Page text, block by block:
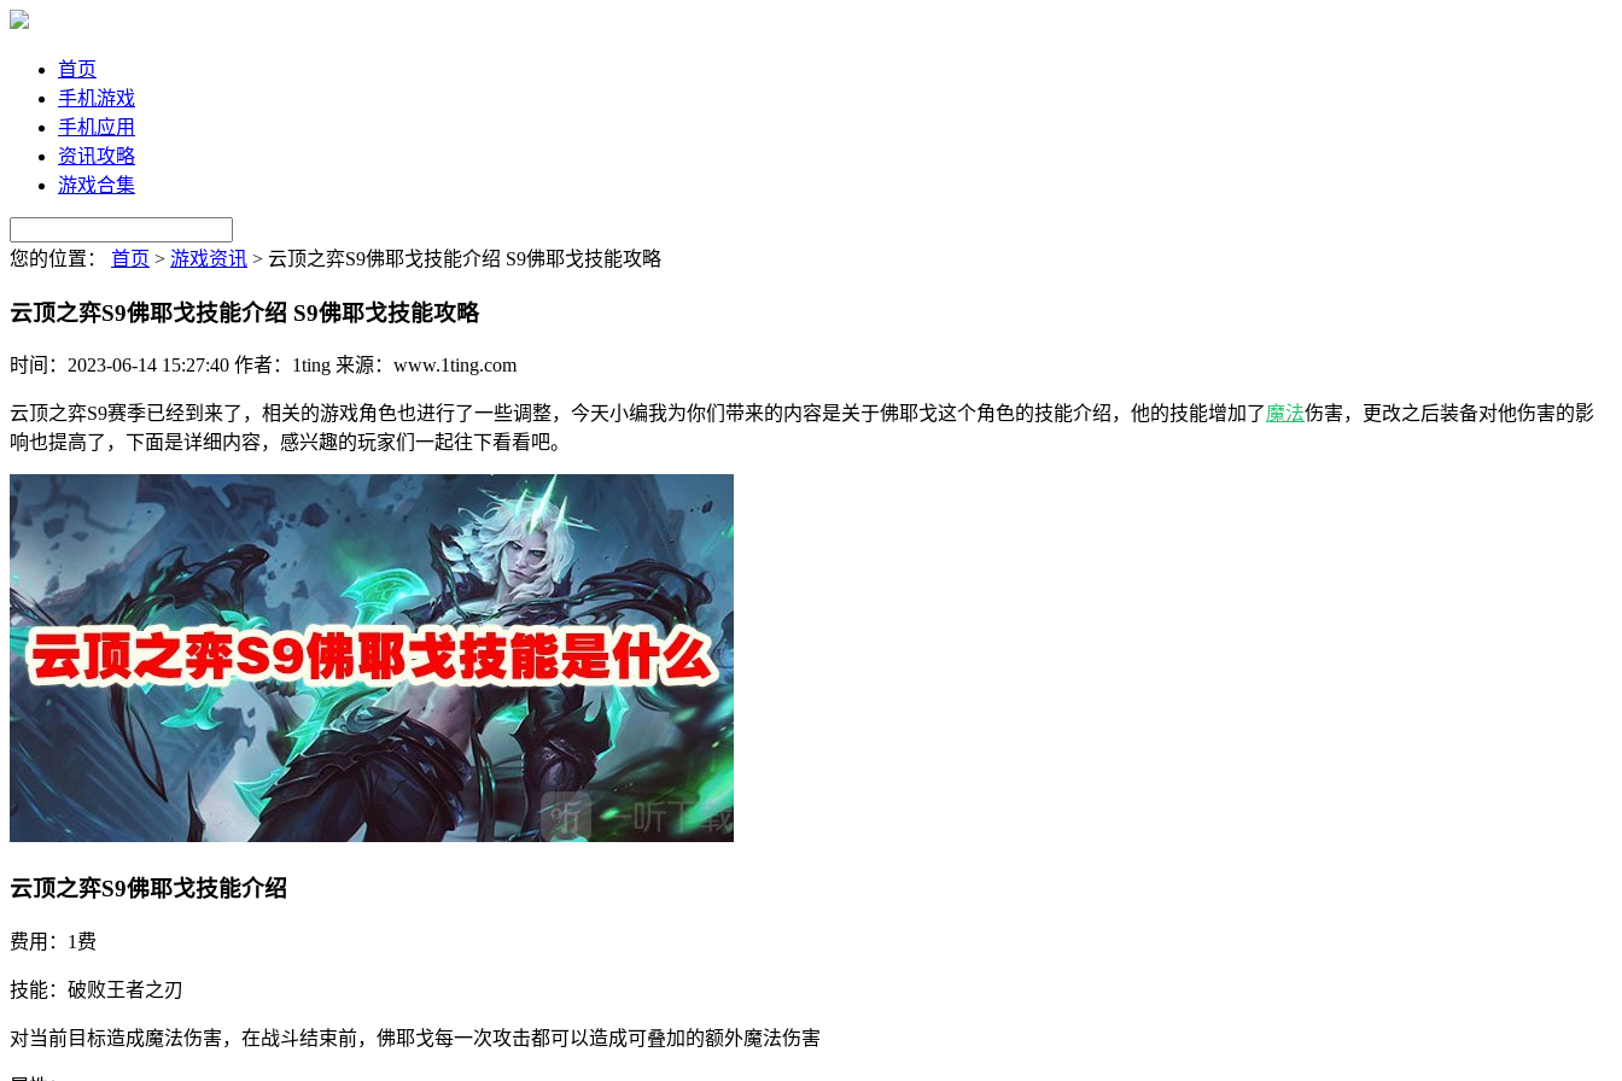
首页
手机游戏
手机应用
资讯攻略
游戏合集
您的位置： 首页 > 游戏资讯 > 云顶之弈S9佛耶戈技能介绍 S9佛耶戈技能攻略
云顶之弈S9佛耶戈技能介绍 S9佛耶戈技能攻略
时间：2023-06-14 15:27:40 作者：1ting 来源：www.1ting.com
云顶之弈S9赛季已经到来了，相关的游戏角色也进行了一些调整，今天小编我为你们带来的内容是关于佛耶戈这个角色的技能介绍，他的技能增加了魔法伤害，更改之后装备对他伤害的影
响也提高了，下面是详细内容，感兴趣的玩家们一起往下看看吧。
云顶之弈S9佛耶戈技能介绍
费用：1费
技能：破败王者之刃
对当前目标造成魔法伤害，在战斗结束前，佛耶戈每一次攻击都可以造成可叠加的额外魔法伤害